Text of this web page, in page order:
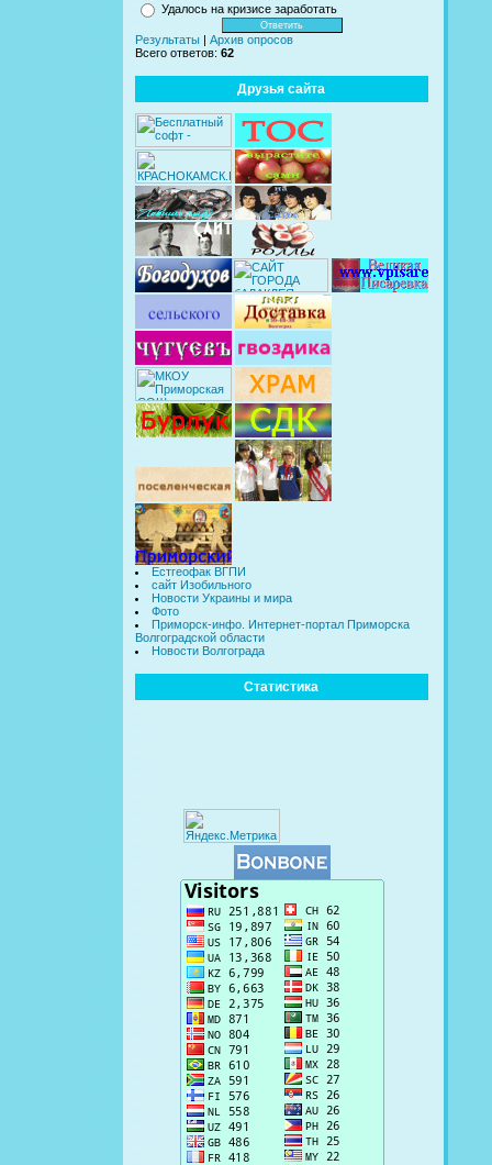
Удалось на кризисе заработать
Результаты
Архив опросов
Всего ответов: 62
Друзья сайта
Естгеофак ВГПИ
сайт Изобильного
Новости Украины и мира
Фото
Приморск-инфо. Интернет-портал Приморска
Волгоградской области
Новости Волгограда
Статистика